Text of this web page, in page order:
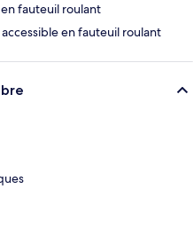
fauteuil roulant
en fauteuil roulant